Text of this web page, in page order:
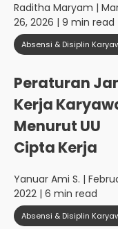
Raditha Maryam |
26, 2026 | 9 min read
Absensi & Disiplin
Peraturan
Kerja
Menurut UU
Cipta Kerja
Yanuar Ami S. |
2022 | 6 min read
Absensi & Disiplin